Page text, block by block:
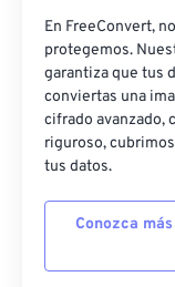
En FreeConvert,
protegemos.
garantiza que tus
conviertas una
cifrado avanzado,
riguroso,
tus datos.
Conozca